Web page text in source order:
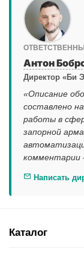
Антон
Директор «Би
«Описание
составлено
работы в
запорной
комментарии
Написать
Каталог